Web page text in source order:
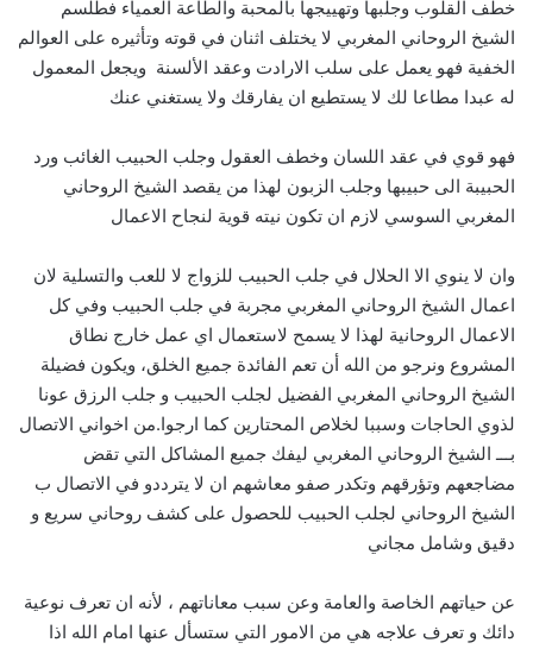
خطف القلوب وجلبها وتهييجها بالمحبة والطاعة العمياء فطلسم
الشيخ الروحاني المغربي لا يختلف اثنان في قوته وتأثيره على العوالم
الخفية فهو يعمل على سلب الارادت وعقد الألسنة ويجعل المعمول
له عبدا مطاعا لك لا يستطيع ان يفارقك ولا يستغني عنك
فهو قوي في عقد اللسان وخطف العقول وجلب الحبيب الغائب ورد
الحبيبة الى حبيبها وجلب الزبون لهذا من يقصد الشيخ الروحاني
المغربي السوسي لازم ان تكون نيته قوية لنجاح الاعمال
وان لا ينوي الا الحلال في جلب الحبيب للزواج لا للعب والتسلية لان
اعمال الشيخ الروحاني المغربي مجربة في جلب الحبيب وفي كل
الاعمال الروحانية لهذا لا يسمح لاستعمال اي عمل خارج نطاق
المشروع ونرجو من الله أن تعم الفائدة جميع الخلق، ويكون فضيلة
الشيخ الروحاني المغربي الفضيل لجلب الحبيب و جلب الرزق عونا
لذوي الحاجات وسببا لخلاص المحتارين كما ارجوا.من اخواني الاتصال
بـــ الشيخ الروحاني المغربي ليفك جميع المشاكل التي تقض
مضاجعهم وتؤرقهم وتكدر صفو معاشهم ان لا يترددو في الاتصال ب
الشيخ الروحاني لجلب الحبيب للحصول على كشف روحاني سريع و
دقيق وشامل مجاني
عن حياتهم الخاصة والعامة وعن سبب معاناتهم ، لأنه ان تعرف نوعية
دائك و تعرف علاجه هي من الامور التي ستسأل عنها امام الله اذا